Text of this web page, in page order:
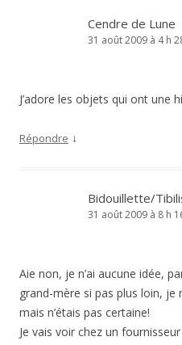
Cendre de Lune
31 août 2009 à 4 h
J’adore les objets qui ont une
Répondre ↓
Bidouillette/
31 août 2009 à 8 h
Aie non, je n’ai aucune idée,
grand-mère si pas plus loin, je
mais n’étais pas certaine!
Je vais voir chez un